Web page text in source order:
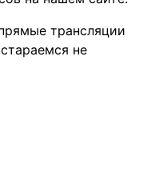
трансляции
не